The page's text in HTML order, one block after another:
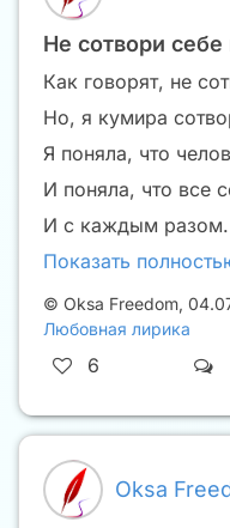
Не сотвори
Как говорят, не
Но, я кумира
Я поняла, что
И поняла, что все
И с каждым разом.
Показать
© Oksa Freedom,
Любовная лирика
6
Oksa